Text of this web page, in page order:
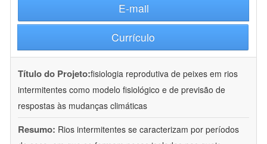
E-mail
Currículo
Título do Projeto:fisiologia reprodutiva de peixes em rios
intermitentes como modelo fisiológico e de previsão de
respostas às mudanças climáticas
Resumo: Rios intermitentes se caracterizam por períodos